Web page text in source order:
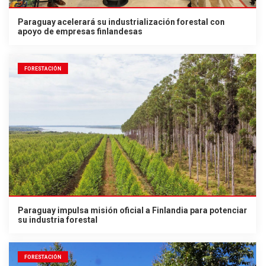
Paraguay acelerará su industrialización forestal con
apoyo de empresas finlandesas
FORESTACIÓN
Paraguay impulsa misión oficial a Finlandia para potenciar
su industria forestal
FORESTACIÓN